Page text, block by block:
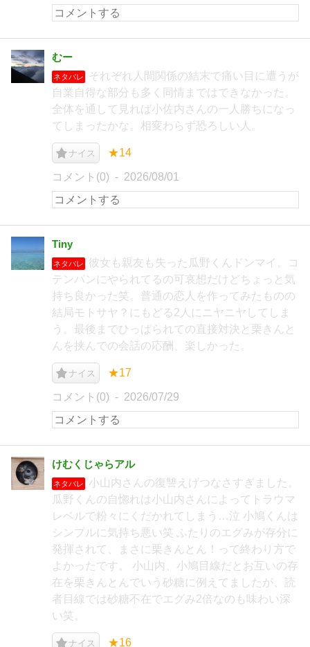
むー
ネタバレ
それぞれ人間関係の結末で痛い目に遭うが
自業自得な部分も多く同情まではできなかった。
全体を通して見れば小佐内さんの一人勝ちになっ
てしまったかな。相変わらず恐ろしい人。
ナイス ★14
コメント(0) 2026/08/01
Tiny
ネタバレ
彼女も親友も失った瓜野くんドンマイ。コ
テンパンにやられてるの可哀想だけどちょっと気
持ち良かった笑。普通の恋人を作ってみたものの
結局モトサヤ？にもどる2人にニヤニヤしてしま
う。最後までひっぱられての直接対決と栗きんと
んを挟んでの会話の応酬、楽しかった。
ナイス ★17
コメント(0) 2026/07/29
けむくじゃらアル
ネタバレ
小山内さんの復讐えげつなさすぎました。
瓜野くんの自惚れは小山内さんによってトラウマ
レベルで粉々にくだかれてしまう…泣 小鳩くんは
シンプルに気持ち悪い笑 ふたりのエグみが存分に
発揮されて、まさに栗きんとん！って終わり方で
よかったです。 小山内、小鳩目線だとお互いの存
在を栗きんとんでいう砂糖に例えてましたが、読
者目線では砂糖不在でエグみ2倍なのも味わい深
い笑。
ナイス ★16